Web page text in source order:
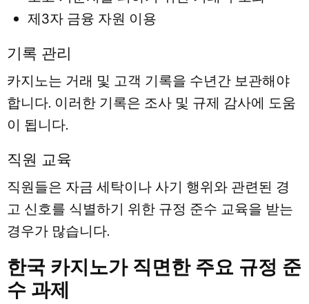
제3자 금융 자원 이용
기록 관리
카지노는 거래 및 고객 기록을 수년간 보관해야
합니다. 이러한 기록은 조사 및 규제 감사에 도움
이 됩니다.
직원 교육
직원들은 자금 세탁이나 사기 행위와 관련된 경
고 신호를 식별하기 위한 규정 준수 교육을 받는
경우가 많습니다.
한국 카지노가 직면한 주요 규정 준
수 과제